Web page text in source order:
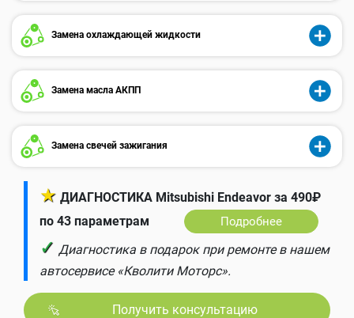
Замена охлаждающей жидкости
Замена масла АКПП
Замена свечей зажигания
★ ДИАГНОСТИКА Mitsubishi Endeavor за 490₽
по 43 параметрам
Подробнее
✓ Диагностика в подарок при ремонте в нашем
автосервисе «Кволити Моторс».
Получить консультацию